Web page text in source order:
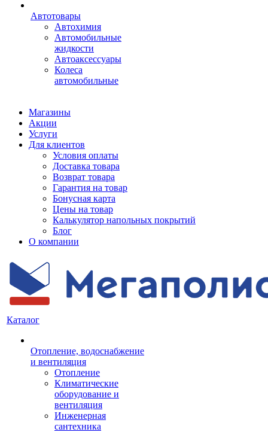
Автотовары
Автохимия
Автомобильные
жидкости
Автоаксессуары
Колеса
автомобильные
Магазины
Акции
Услуги
Для клиентов
Условия оплаты
Доставка товара
Возврат товара
Гарантия на товар
Бонусная карта
Цены на товар
Калькулятор напольных покрытий
Блог
О компании
Каталог
Отопление, водоснабжение
и вентиляция
Отопление
Климатические
оборудование и
вентиляция
Инженерная
сантехника